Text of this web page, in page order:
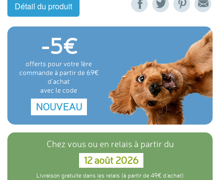
Détail du produit
-5
offerts pour votre 1ère
commande à partir de 69
d'achat
avec le code
NOUVEAU
Chez vous ou en relais à partir du
12 août 2026
Livraison gratuite dans les relais (à partir de 49€ d'achat)